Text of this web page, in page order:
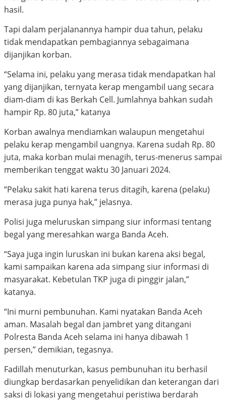
hasil.
Tapi dalam perjalanannya hampir dua tahun, pelaku
tidak mendapatkan pembagiannya sebagaimana
dijanjikan korban.
“Selama ini, pelaku yang merasa tidak mendapatkan hal
yang dijanjikan, ternyata kerap mengambil uang secara
diam-diam di kas Berkah Cell. Jumlahnya bahkan sudah
hampir Rp. 80 juta,” katanya
Korban awalnya mendiamkan walaupun mengetahui
pelaku kerap mengambil uangnya. Karena sudah Rp. 80
juta, maka korban mulai menagih, terus-menerus sampai
memberikan tenggat waktu 30 Januari 2024.
“Pelaku sakit hati karena terus ditagih, karena (pelaku)
merasa juga punya hak,” jelasnya.
Polisi juga meluruskan simpang siur informasi tentang
begal yang meresahkan warga Banda Aceh.
“Saya juga ingin luruskan ini bukan karena aksi begal,
kami sampaikan karena ada simpang siur informasi di
masyarakat. Kebetulan TKP juga di pinggir jalan,”
katanya.
“Ini murni pembunuhan. Kami nyatakan Banda Aceh
aman. Masalah begal dan jambret yang ditangani
Polresta Banda Aceh selama ini hanya dibawah 1
persen,” demikian, tegasnya.
Fadillah menuturkan, kasus pembunuhan itu berhasil
diungkap berdasarkan penyelidikan dan keterangan dari
saksi di lokasi yang mengetahui peristiwa berdarah